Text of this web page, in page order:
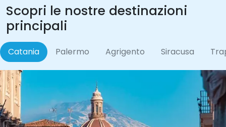
Scopri le nostre destinazioni
principali
Catania Palermo Agrigento Siracusa